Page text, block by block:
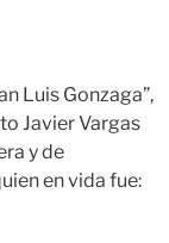
Luis Gonzaga”,
Javier Vargas
y de
en vida fue: